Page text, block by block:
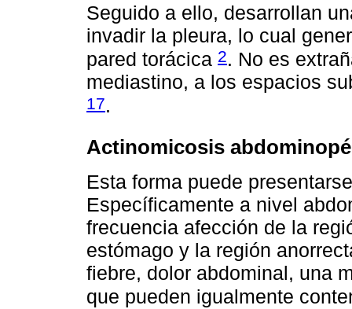
Seguido a ello, desarrollan
invadir la pleura, lo cual
pared torácica 2. No es
mediastino, a los espacios
17.
Actinomicosis
Esta forma puede
Específicamente a nivel
frecuencia afección de la
estómago y la región
fiebre, dolor abdominal, una
que pueden igualmente